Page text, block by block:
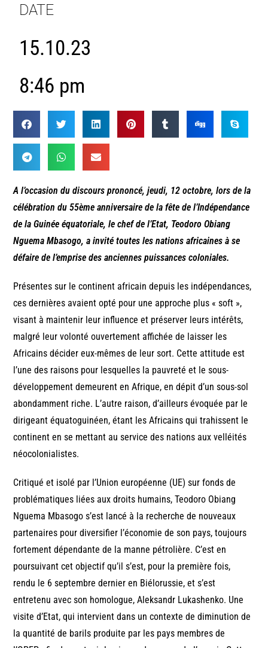
DATE
15.10.23
8:46 pm
A l’occasion du discours prononcé, jeudi, 12 octobre, lors de la
célébration du 55ème anniversaire de la fête de l’Indépendance
de la Guinée équatoriale, le chef de l’Etat, Teodoro Obiang
Nguema Mbasogo, a invité toutes les nations africaines à se
défaire de l’emprise des anciennes puissances coloniales.
Présentes sur le continent africain depuis les indépendances,
ces dernières avaient opté pour une approche plus « soft »,
visant à maintenir leur influence et préserver leurs intérêts,
malgré leur volonté ouvertement affichée de laisser les
Africains décider eux-mêmes de leur sort. Cette attitude est
l’une des raisons pour lesquelles la pauvreté et le sous-
développement demeurent en Afrique, en dépit d’un sous-sol
abondamment riche. L’autre raison, d’ailleurs évoquée par le
dirigeant équatoguinéen, étant les Africains qui trahissent le
continent en se mettant au service des nations aux velléités
néocolonialistes.
Critiqué et isolé par l’Union européenne (UE) sur fonds de
problématiques liées aux droits humains, Teodoro Obiang
Nguema Mbasogo s’est lancé à la recherche de nouveaux
partenaires pour diversifier l’économie de son pays, toujours
fortement dépendante de la manne pétrolière. C’est en
poursuivant cet objectif qu’il s’est, pour la première fois,
rendu le 6 septembre dernier en Biélorussie, et s’est
entretenu avec son homologue, Aleksandr Lukashenko. Une
visite d’Etat, qui intervient dans un contexte de diminution de
la quantité de barils produite par les pays membres de